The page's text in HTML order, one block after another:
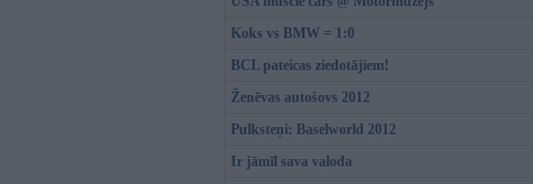
Koks vs BMW = 1:0
BCL pateicas ziedotājiem!
Ženēvas autošovs 2012
Pulksteņi: Baselworld 2012
Ir jāmīl sava valoda